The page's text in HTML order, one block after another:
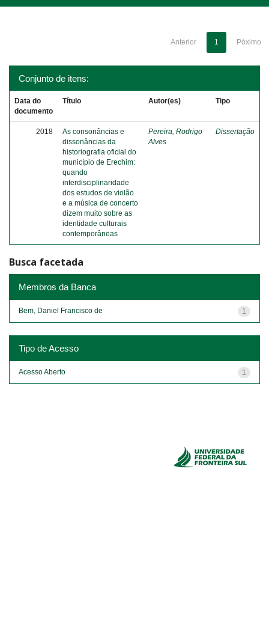
Anterior 1 Póximo
Conjunto de itens:
Data do
documento
Título Autor(es) Tipo
2018
As consonâncias e
dissonâncias da
historiografia oficial do
município de Erechim:
quando
interdisciplinaridade
dos estudos de violão
e a música de concerto
dizem muito sobre as
identidade culturais
contemporâneas
Pereira, Rodrigo
Alves
Dissertação
Busca facetada
Membros da Banca
1
Bem, Daniel Francisco de
Tipo de Acesso
1
Acesso Aberto